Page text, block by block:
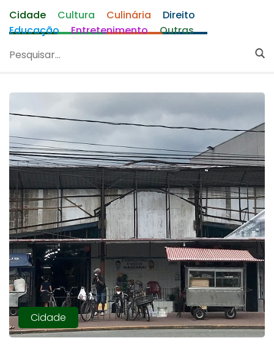
Cidade Cultura Culinária
Direito
Educação
Entretenimento Outras
Cidade